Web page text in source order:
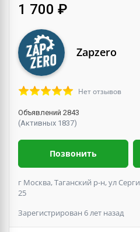
1 700 ₽
Zapzero
Нет отзывов
Объявлений 2843
(Активных 1837)
Позвонить
г Москва, Таганский р-н, ул
25
Зарегистрирован 6 лет назад